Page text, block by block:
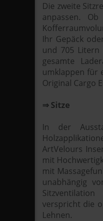
Die zweite
anpassen.
Ihr Gepäck
und 705 Litern
gesamte
umklappen für
Original Cargo
⇒ Sitze
In der
ArtVelours
mit
mit
unabhängig
verspricht die
Lehnen.